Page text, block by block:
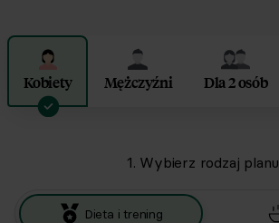
Kobiety Mężczyźni Dla 2 osób
1. Wybierz rodzaj planu
Dieta i trening